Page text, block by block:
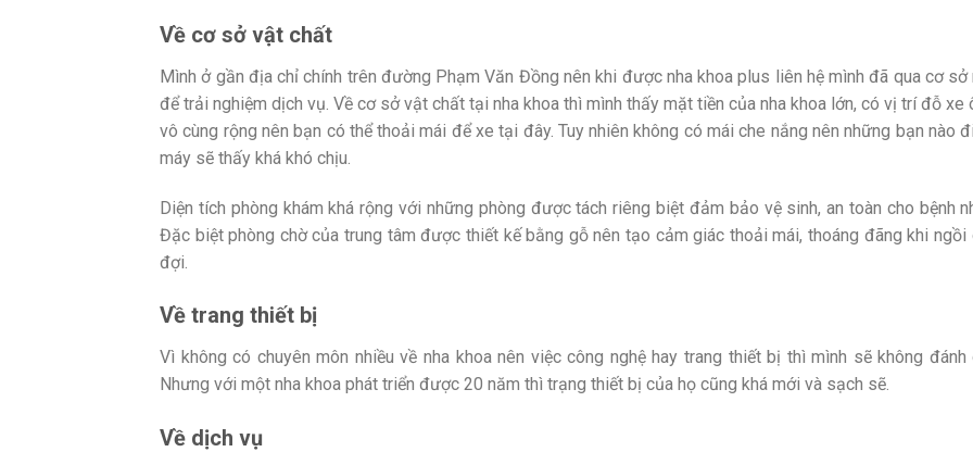
Về cơ sở vật chất
Mình ở gần địa chỉ chính trên đường Phạm Văn Đồng nên khi được nha khoa plus liên hệ mình đã qua cơ sở
để trải nghiệm dịch vụ. Về cơ sở vật chất tại nha khoa thì mình thấy mặt tiền của nha khoa lớn, có vị trí đỗ xe
vô cùng rộng nên bạn có thể thoải mái để xe tại đây. Tuy nhiên không có mái che nắng nên những bạn nào
máy sẽ thấy khá khó chịu.
Diện tích phòng khám khá rộng với những phòng được tách riêng biệt đảm bảo vệ sinh, an toàn cho bệnh
Đặc biệt phòng chờ của trung tâm được thiết kế bằng gỗ nên tạo cảm giác thoải mái, thoáng đãng khi ngồi
đợi.
Về trang thiết bị
Vì không có chuyên môn nhiều về nha khoa nên việc công nghệ hay trang thiết bị thì mình sẽ không đánh
Nhưng với một nha khoa phát triển được 20 năm thì trạng thiết bị của họ cũng khá mới và sạch sẽ.
Về dịch vụ